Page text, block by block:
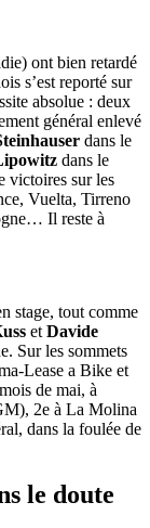
ont bien retardé
s’est reporté sur
absolue : deux
général enlevé
dans le
dans le
victoires sur les
Vuelta, Tirreno
Il reste à
stage, tout comme
etDavide
Sur les sommets
Lease a Bike et
de mai, à
2e à La Molina
dans la foulée de
le doute